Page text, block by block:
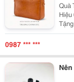
Quà
Hiệu 0987.4 Chín Chín .875 (Phúc) Bạn Đang Tìm Quà
0987 *** ***